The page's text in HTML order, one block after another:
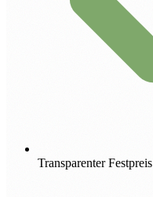
Transparenter Festpreis